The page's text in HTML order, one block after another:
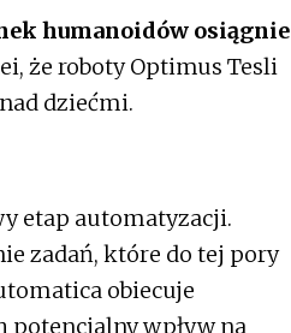
humanoidów osiągnie
że roboty Optimus Tesli
dziećmi.
etap automatyzacji.
zadań, które do tej pory
obiecuje
potencjalny wpływ na